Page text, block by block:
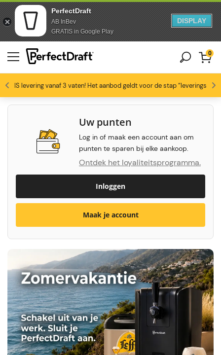
PerfectDraft
AB InBev
GRATIS in Google Play
DISPLAY
Doorgaan naar artikel
Overslaan naar voettekst
levering vanaf 3 vaten! Het aanbod geldt voor de stap “leveringswijze
Gratis levering
Profiteer van -10% vanaf 3 vaten!
Bierliefhebbers zijn dol op ons 4.6/5
0
Uw punten
Log in of maak een account aan om
punten te sparen bij elke aankoop.
Ontdek het loyaliteitsprogramma.
Inloggen
Maak je account